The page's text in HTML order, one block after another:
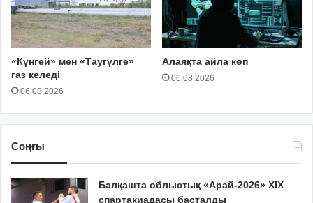
«Күнгей» мен «Таугүлге»
газ келеді
06.08.2026
Алаяқта айла көп
06.08.2026
Соңғы
Балқашта облыстық «Арай-2026» XIX
спартакиадасы басталды